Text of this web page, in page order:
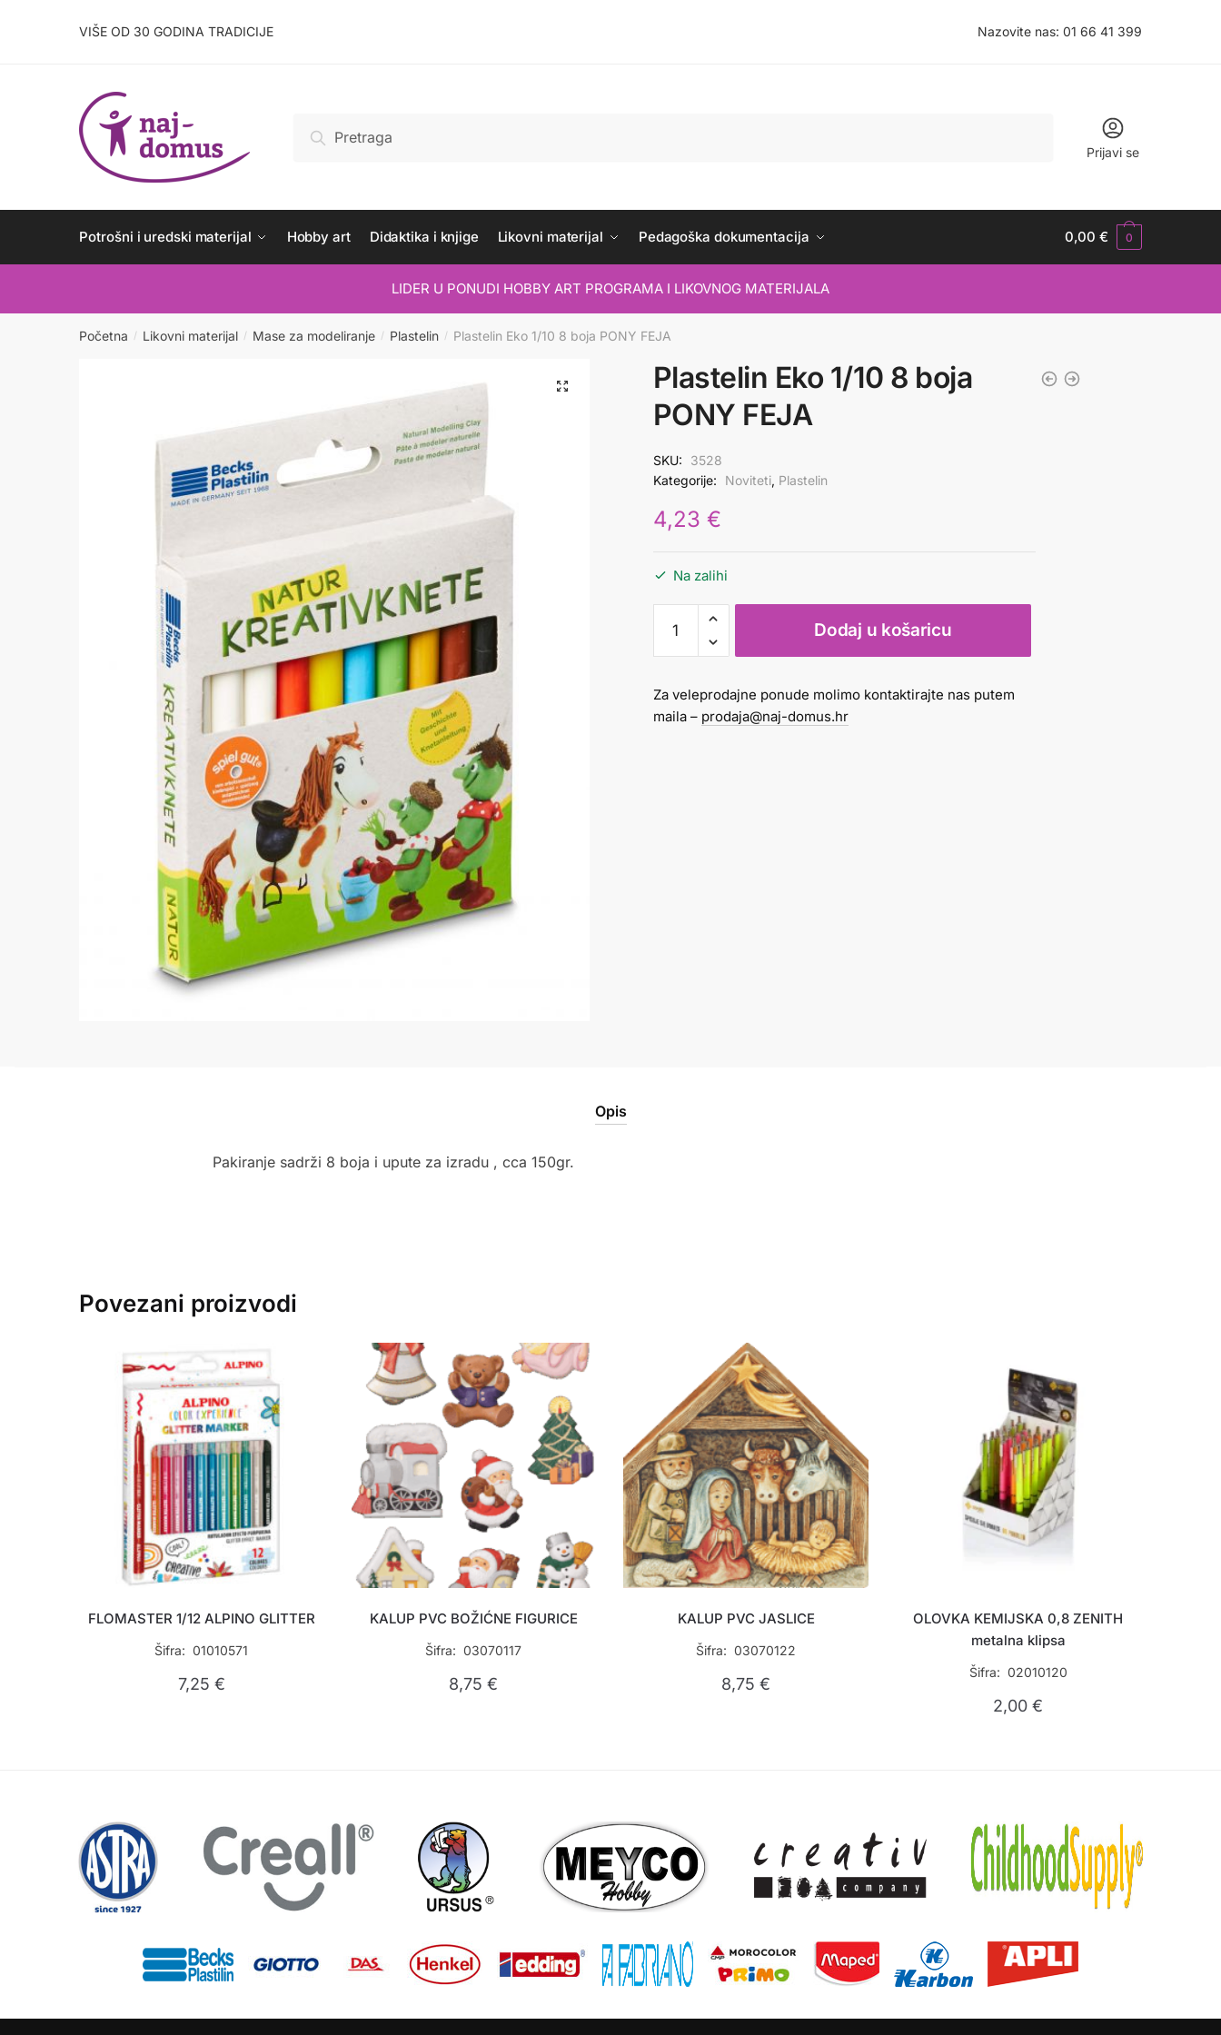
VIŠE OD 30 GODINA TRADICIJE Nazovite nas: 01 66 41 399
Pretraži
Prijavi se
Potrošni i uredski materijal Hobby art Didaktika i knjige Likovni materijal Pedagoška dokumentacija 0,00€ 0
LIDER U PONUDI HOBBY ART PROGRAMA I LIKOVNOG MATERIJALA
Početna / Likovni materijal / Mase za modeliranje / Plastelin / Plastelin Eko 1/10 8 boja PONY FEJA
Plastelin Eko 1/10 8 boja
PONY FEJA
SKU:
3528
Kategorije:
Noviteti, Plastelin
4,23 €
Na zalihi
Eko
1/10
boja
PONY
Dodaj u košaricu
Za veleprodajne ponude molimo kontaktirajte nas putem
maila – prodaja@naj-domus.hr
Opis
Pakiranje sadrži 8 boja i upute za izradu , cca 150gr.
Povezani proizvodi
FLOMASTER 1/12 ALPINO GLITTER
Šifra: 01010571
7,25 €
KALUP PVC BOŽIĆNE FIGURICE
Šifra: 03070117
8,75€
KALUP PVC JASLICE
Šifra: 03070122
8,75€
OLOVKA KEMIJSKA 0,8 ZENITH
metalna klipsa
Šifra: 02010120
2,00€